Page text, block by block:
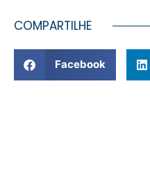
COMPARTILHE
Facebook